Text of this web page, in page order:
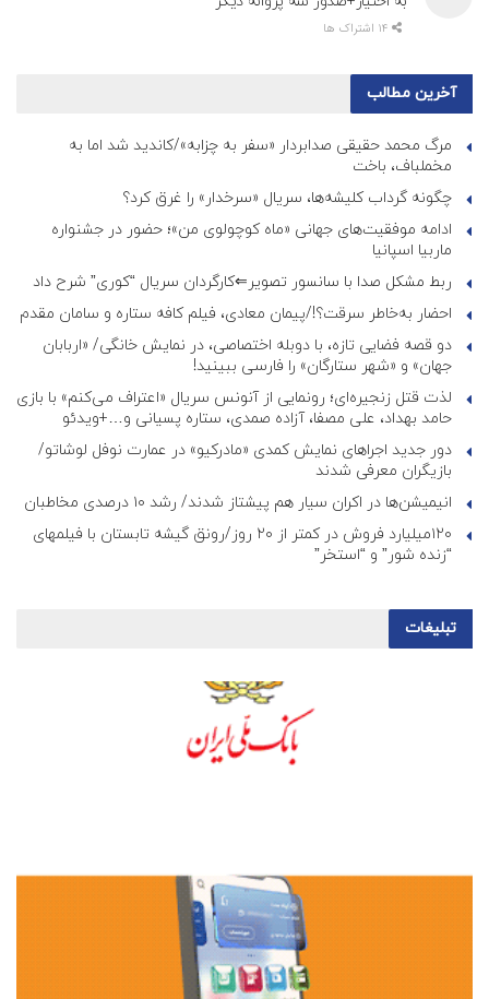
آخرین مطالب
مرگ محمد حقیقی صدابردار «سفر به چزابه»/کاندید شد اما به
مخملباف، باخت
چگونه گرداب کلیشه‌ها، سریال «سرخدار» را غرق کرد؟
ادامه موفقیت‌های جهانی «ماه کوچولوی من»؛ حضور در جشنواره
ماربیا اسپانیا
ربط مشکل صدا با سانسور تصویر⇐کارگردان سریال “کوری” شرح داد
احضار به‌خاطر سرقت؟!/پیمان معادی، فیلم کافه ستاره و سامان مقدم
دو قصه فضایی تازه، با دوبله اختصاصی، در نمایش خانگی/ «اربابان
جهان» و «شهر ستارگان» را فارسی ببینید!
لذت قتل زنجیره‌ای؛ رونمایی از آنونس سریال «اعتراف می‌کنم» با بازی
حامد بهداد، علی مصفا، آزاده صمدی، ستاره پسیانی و…+ویدئو
دور جدید اجراهای نمایش کمدی «مادرکیو» در عمارت نوفل لوشاتو/
بازیگران معرفی شدند
انیمیشن‌ها در اکران سیار هم پیشتاز شدند/ رشد ۱۰ درصدی مخاطبان
۱۲۰میلیارد فروش در کمتر از ۲۰ روز/رونق گیشه تابستان با فیلمهای
“زنده شور” و “استخر”
تبلیغات